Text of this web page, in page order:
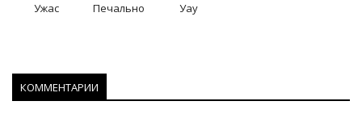
Ужас Печально Уау
КОММЕНТАРИИ